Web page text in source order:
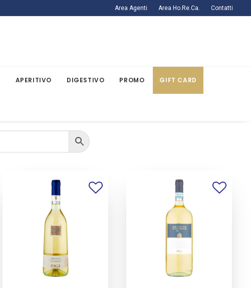
Area Agenti Area Ho.Re.Ca. Contatti
APERITIVO DIGESTIVO PROMO GIFT CARD